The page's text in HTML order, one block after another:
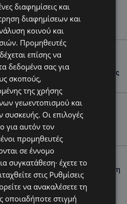
– Έκκληση της
εντοπισμό του
«Ευχάριστα νέα» για τους
2013 – Τι του ανακοίνωσε ο Νίκος
της Κυριακής -(Βίντεο)
Έτοιμοι για παραλία –
η Κύπρος-Πότε θα τεθεί σε
Η εμφάνισή του στην εκδήλωση
προκάλεσε αντιδράσεις –
νεκρούς»-(Φώτο)
διαφημίσεις και
διαφημίσεων και
κοινού και
Προμηθευτές
επίσης να
δεδομένα σας για
σκοπούς,
της χρήσης
γεωεντοπισμού και
συσκευής. Οι επιλογές
για αυτόν τον
προμηθευτές
σε έννομο
συγκατάθεση· έχετε το
στις Ρυθμίσεις
να ανακαλέσετε τη
οποιαδήποτε στιγμή